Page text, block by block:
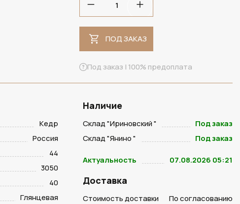
ПОД ЗАКАЗ
Под заказ | 100% предоплата
Кедр
Россия
44
3050
40
Глянцевая
Наличие
Склад "Ириновский "
Под заказ
Склад "Янино "
Под заказ
Актуальность 07.08.2026 05:21
Доставка
Стоимость доставки
По согласованию